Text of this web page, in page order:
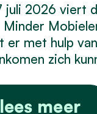
juli 2026 viert
Minder
er met hulp
zich
lees meer